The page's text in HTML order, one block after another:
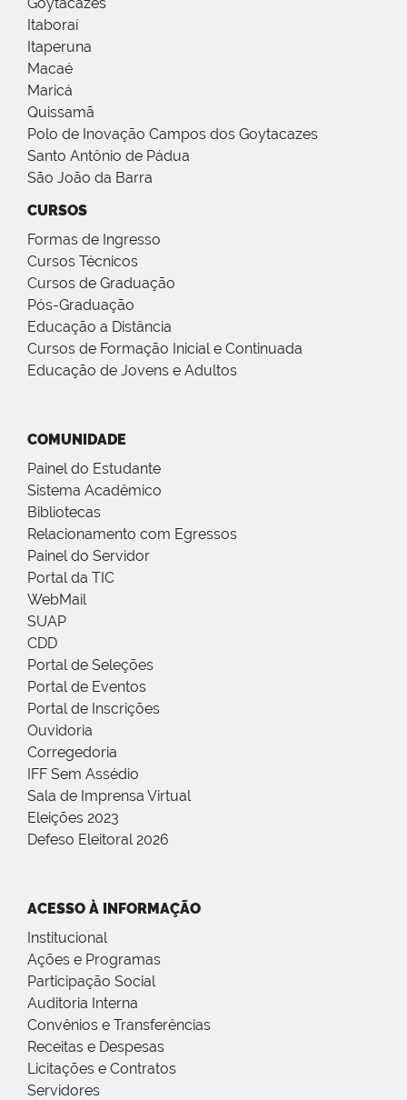
Itaboraí
Itaperuna
Macaé
Maricá
Quissamã
Polo de Inovação Campos dos Goytacazes
Santo Antônio de Pádua
São João da Barra
CURSOS
Formas de Ingresso
Cursos Técnicos
Cursos de Graduação
Pós-Graduação
Educação a Distância
Cursos de Formação Inicial e Continuada
Educação de Jovens e Adultos
COMUNIDADE
Painel do Estudante
Sistema Acadêmico
Bibliotecas
Relacionamento com Egressos
Painel do Servidor
Portal da TIC
WebMail
SUAP
CDD
Portal de Seleções
Portal de Eventos
Portal de Inscrições
Ouvidoria
Corregedoria
IFF Sem Assédio
Sala de Imprensa Virtual
Eleições 2023
Defeso Eleitoral 2026
ACESSO À INFORMAÇÃO
Institucional
Ações e Programas
Participação Social
Auditoria Interna
Convênios e Transferências
Receitas e Despesas
Licitações e Contratos
Servidores